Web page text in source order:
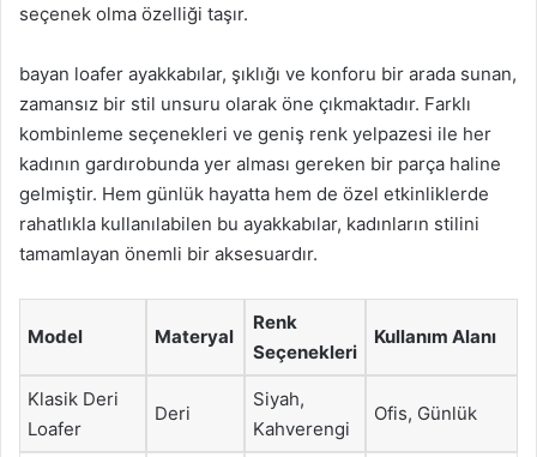
seçenek olma özelliği taşır.
bayan loafer ayakkabılar, şıklığı ve konforu bir arada sunan,
zamansız bir stil unsuru olarak öne çıkmaktadır. Farklı
kombinleme seçenekleri ve geniş renk yelpazesi ile her
kadının gardırobunda yer alması gereken bir parça haline
gelmiştir. Hem günlük hayatta hem de özel etkinliklerde
rahatlıkla kullanılabilen bu ayakkabılar, kadınların stilini
tamamlayan önemli bir aksesuardır.
Model Materyal
Renk
Seçenekleri
Kullanım Alanı
Klasik Deri
Loafer
Deri
Siyah,
Kahverengi
Ofis, Günlük